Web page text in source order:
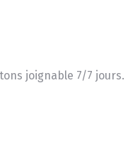
joignable 7/7 jours.